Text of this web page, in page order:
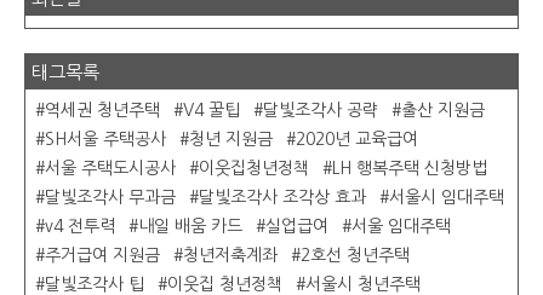
태그목록
역세권 청년주택 V4 꿀팁 달빛조각사 공략
출산 지원금
SH서울 주택공사
청년 지원금
2020년 교육급여
서울 주택도시공사
이웃집청년정책
LH 행복주택 신청방법
달빛조각사 무과금
달빛조각사 조각상 효과
서울시 임대주택
v4 전투력
내일 배움 카드 실업급여
서울 임대주택
주거급여 지원금
청년저축계좌
2호선 청년주택
달빛조각사 팁
이웃집 청년정책
서울시 청년주택